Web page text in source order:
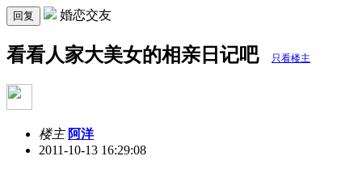
回复 婚恋交友
看看人家大美女的相亲日记吧 只看楼主
楼主 阿洋
2011-10-13 16:29:08